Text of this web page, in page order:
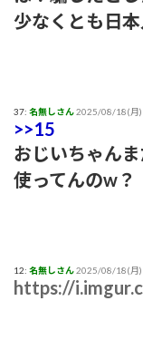
少なくとも日
37: 名無しさん2025/08/18(月)
>>15
おじいちゃん
使ってんのw？
12: 名無しさん2025/08/18(月
https://